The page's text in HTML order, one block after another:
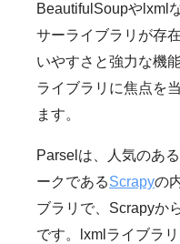
BeautifulSoupやlxml
サーライブラリが存
いやすさと強力な機
ライブラリに焦点を
ます。
Parselは、人気のあ
ークであるScrapyの
ブラリで、Scrapyか
です。lxmlライブラ